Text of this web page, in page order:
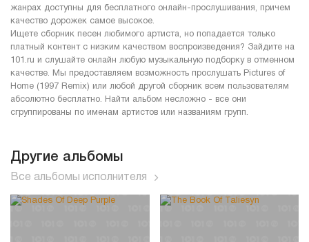
жанрах доступны для бесплатного онлайн-прослушивания, причем
качество дорожек самое высокое.
Ищете сборник песен любимого артиста, но попадается только
платный контент с низким качеством воспроизведения? Зайдите на
101.ru и слушайте онлайн любую музыкальную подборку в отменном
качестве. Мы предоставляем возможность прослушать Pictures of
Home (1997 Remix) или любой другой сборник всем пользователям
абсолютно бесплатно. Найти альбом несложно - все они
сгруппированы по именам артистов или названиям групп.
Другие альбомы
Все альбомы исполнителя